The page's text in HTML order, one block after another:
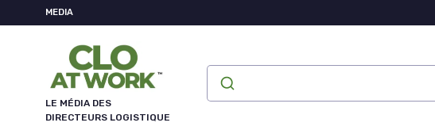
MEDIA
LE MÉDIA DES
DIRECTEURS LOGISTIQUE
Panneau de gestion des cookies